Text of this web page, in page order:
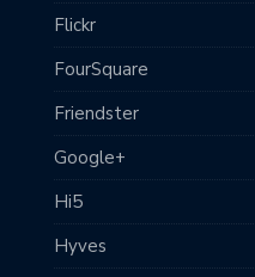
Flickr
FourSquare
Friendster
Google+
Hi5
Hyves